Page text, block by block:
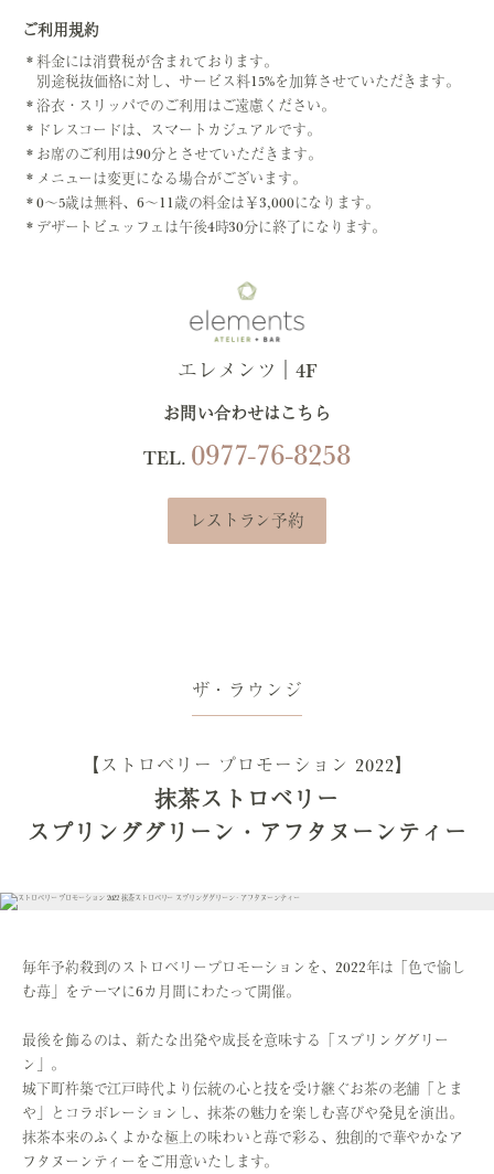
ご利用規約
料金には消費税が含まれております。
別途税抜価格に対し、サービス料15%を加算させていただきます。
浴衣・スリッパでのご利用はご遠慮ください。
ドレスコードは、スマートカジュアルです。
お席のご利用は90分とさせていただきます。
メニューは変更になる場合がございます。
0～5歳は無料、6～11歳の料金は￥3,000になります。
デザートビュッフェは午後4時30分に終了になります。
エレメンツ｜4F
お問い合わせはこちら
TEL. 0977-76-8258
レストラン予約
ザ・ラウンジ
【ストロベリー プロモーション 2022】
抹茶ストロベリー
スプリンググリーン・アフタヌーンティー
毎年予約殺到のストロベリープロモーションを、2022年は「色で愉し
む苺」をテーマに6カ月間にわたって開催。
最後を飾るのは、新たな出発や成長を意味する「スプリンググリー
ン」。
城下町杵築で江戸時代より伝統の心と技を受け継ぐお茶の老舗「とま
や」とコラボレーションし、抹茶の魅力を楽しむ喜びや発見を演出。
抹茶本来のふくよかな極上の味わいと苺で彩る、独創的で華やかなア
フタヌーンティーをご用意いたします。